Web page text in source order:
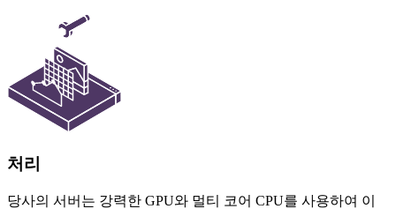
처리
당사의 서버는 강력한 GPU와 멀티 코어 CPU를 사용하여 이